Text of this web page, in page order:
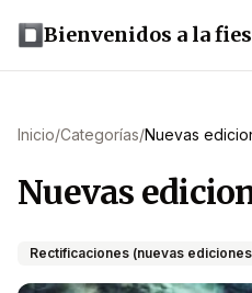
Bienvenidos a la
Inicio/Categorías/Nuevas
Nuevas
Rectificaciones (nuevas